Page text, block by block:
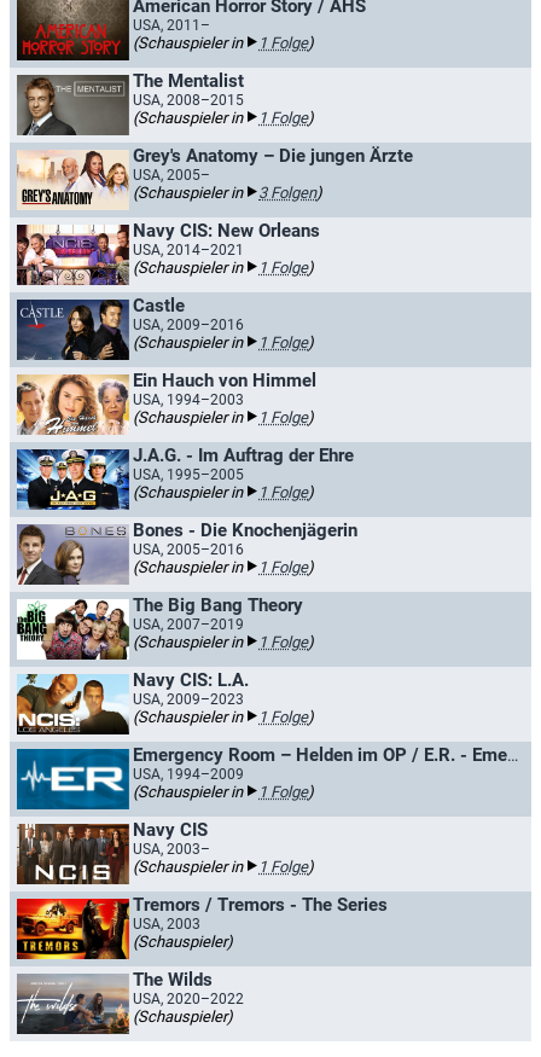
American Horror Story / AHS
USA, 2011–
(Schauspieler in 1 Folge)
The Mentalist
USA, 2008–2015
(Schauspieler in 1 Folge)
Grey's Anatomy – Die jungen Ärzte
USA, 2005–
(Schauspieler in 3 Folgen)
Navy CIS: New Orleans
USA, 2014–2021
(Schauspieler in 1 Folge)
Castle
USA, 2009–2016
(Schauspieler in 1 Folge)
Ein Hauch von Himmel
USA, 1994–2003
(Schauspieler in 1 Folge)
J.A.G. - Im Auftrag der Ehre
USA, 1995–2005
(Schauspieler in 1 Folge)
Bones - Die Knochenjägerin
USA, 2005–2016
(Schauspieler in 1 Folge)
The Big Bang Theory
USA, 2007–2019
(Schauspieler in 1 Folge)
Navy CIS: L.A.
USA, 2009–2023
(Schauspieler in 1 Folge)
Emergency Room – Helden im OP / E.R. - Emergency Room
USA, 1994–2009
(Schauspieler in 1 Folge)
Navy CIS
USA, 2003–
(Schauspieler in 1 Folge)
Tremors / Tremors - The Series
USA, 2003
(Schauspieler)
The Wilds
USA, 2020–2022
(Schauspieler)